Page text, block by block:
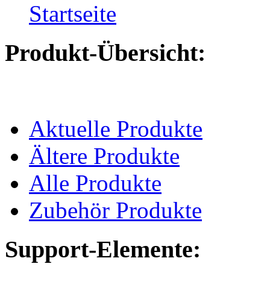
Startseite
Produkt-Übersicht:
Aktuelle Produkte
Ältere Produkte
Alle Produkte
Zubehör Produkte
Support-Elemente: